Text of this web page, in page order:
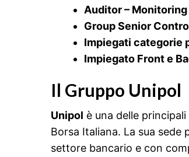
Auditor –
Group Senior
Impiegati categorie
Impiegato Front e
Il Gruppo Unipol
Unipol è una delle
Borsa Italiana. La sua sede
settore bancario e con